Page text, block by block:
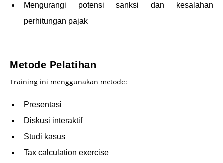
Mengurangi potensi sanksi dan kesalahan
perhitungan pajak
Metode Pelatihan
Training ini menggunakan metode:
Presentasi
Diskusi interaktif
Studi kasus
Tax calculation exercise